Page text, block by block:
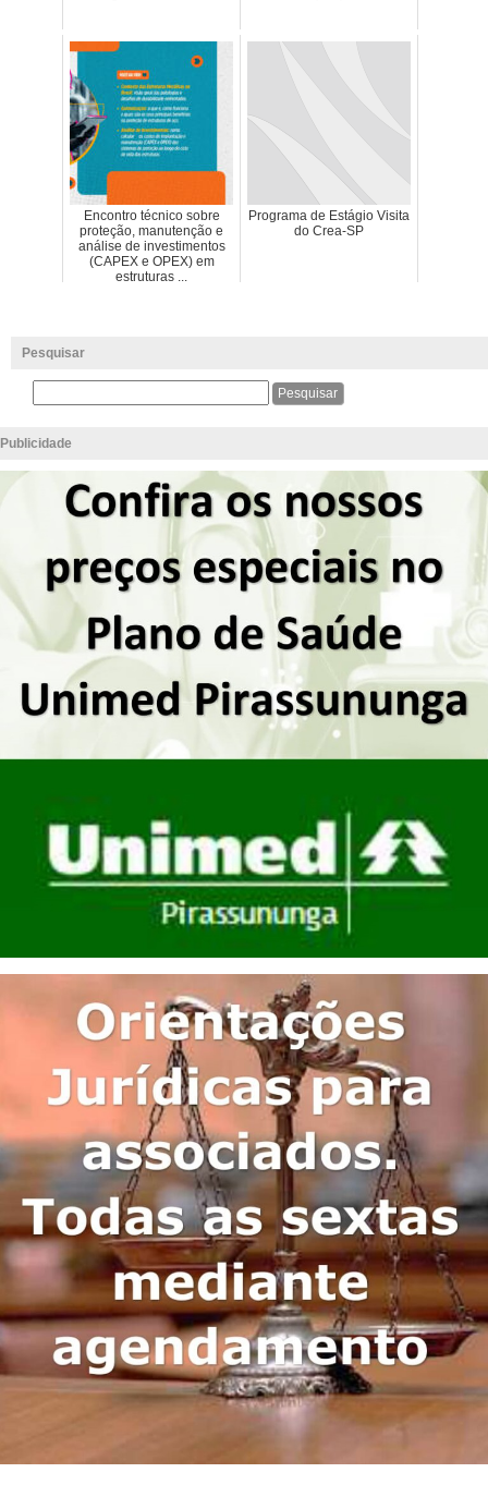
Encontro técnico sobre
proteção, manutenção e
análise de investimentos
(CAPEX e OPEX) em
estruturas ...
Programa de Estágio Visita
do Crea-SP
Pesquisar
Publicidade